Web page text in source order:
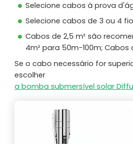
Selecione cabos à prova
Selecione cabos de 3 ou 4
Cabos de 2,5 m² são
4m² para 50m-100m; Cabos
Se o cabo necessário for
escolher
a bomba submersível solar